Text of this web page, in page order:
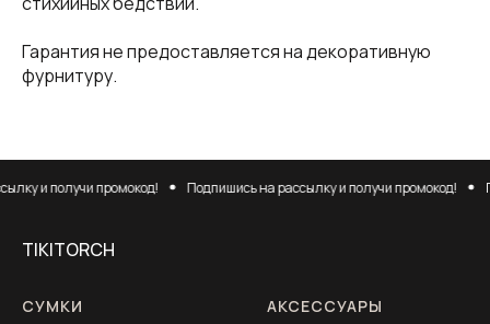
Гарантия не предоставляется на декоративную
фурнитуру.
и получи промокод! Подпишись на рассылку и получи промокод!
TIKITORCH
СУМКИ АКСЕССУАРЫ